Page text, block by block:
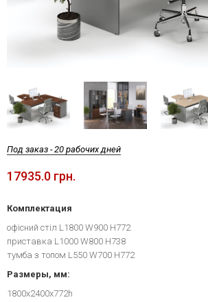
Под заказ - 20 рабочих дней
17935.0 грн.
Комплектация
офісний стіл L1800 W900 H772
приставка L1000 W800 H738
тумба з топом L550 W700 H772
Размеры, мм:
1800x2400x772h